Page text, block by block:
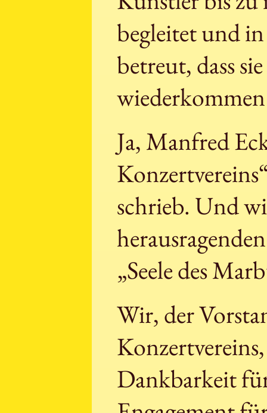
begleitet und
betreut, dass
Ja, Manfred
schrieb. Und
„Seele des
Wir, der
Dankbarkeit